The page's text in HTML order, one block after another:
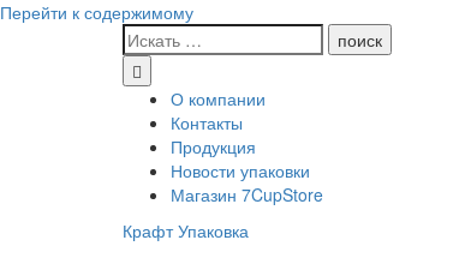
Перейти к содержимому
О компании
Контакты
Продукция
Новости упаковки
Магазин 7CupStore
Крафт Упаковка